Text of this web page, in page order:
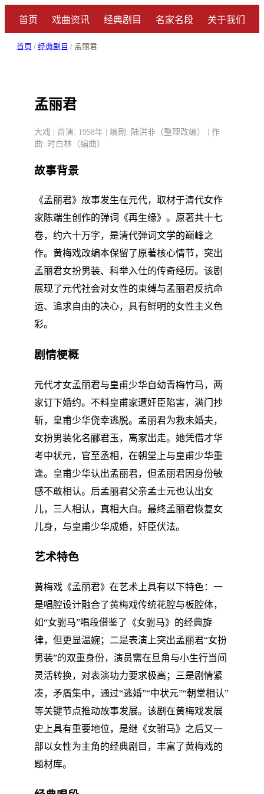
首页 戏曲资讯 经典剧目 名家名段 关于我们
首页 / 经典剧目 / 孟丽君
孟丽君
大戏 | 首演: 1958年 | 编剧: 陆洪非（整理改编） | 作
曲: 时白林（编曲）
故事背景
《孟丽君》故事发生在元代，取材于清代女作
家陈端生创作的弹词《再生缘》。原著共十七
卷，约六十万字，是清代弹词文学的巅峰之
作。黄梅戏改编本保留了原著核心情节，突出
孟丽君女扮男装、科举入仕的传奇经历。该剧
展现了元代社会对女性的束缚与孟丽君反抗命
运、追求自由的决心，具有鲜明的女性主义色
彩。
剧情梗概
元代才女孟丽君与皇甫少华自幼青梅竹马，两
家订下婚约。不料皇甫家遭奸臣陷害，满门抄
斩，皇甫少华侥幸逃脱。孟丽君为救未婚夫，
女扮男装化名郦君玉，离家出走。她凭借才华
考中状元，官至丞相，在朝堂上与皇甫少华重
逢。皇甫少华认出孟丽君，但孟丽君因身份敏
感不敢相认。后孟丽君父亲孟士元也认出女
儿，三人相认，真相大白。最终孟丽君恢复女
儿身，与皇甫少华成婚，奸臣伏法。
艺术特色
黄梅戏《孟丽君》在艺术上具有以下特色：一
是唱腔设计融合了黄梅戏传统花腔与板腔体，
如“女驸马”唱段借鉴了《女驸马》的经典旋
律，但更显温婉；二是表演上突出孟丽君“女扮
男装”的双重身份，演员需在旦角与小生行当间
灵活转换，对表演功力要求极高；三是剧情紧
凑，矛盾集中，通过“逃婚”“中状元”“朝堂相认”
等关键节点推动故事发展。该剧在黄梅戏发展
史上具有重要地位，是继《女驸马》之后又一
部以女性为主角的经典剧目，丰富了黄梅戏的
题材库。